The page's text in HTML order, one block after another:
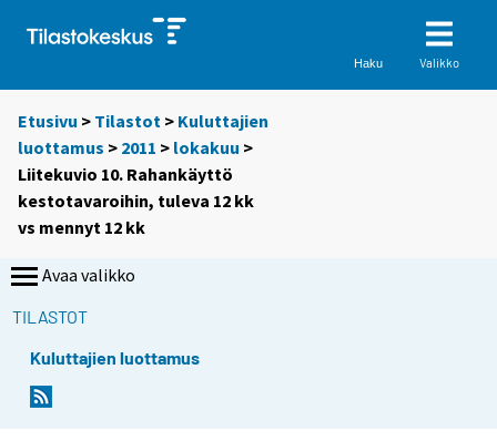
Haku Valikko
Etusivu > Tilastot > Kuluttajien
luottamus > 2011 > lokakuu >
Liitekuvio 10. Rahankäyttö
kestotavaroihin, tuleva 12 kk
vs mennyt 12 kk
Avaa valikko
TILASTOT
Kuluttajien luottamus